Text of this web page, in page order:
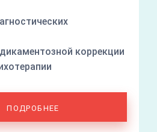
коррекции
ПОДРОБНЕЕ